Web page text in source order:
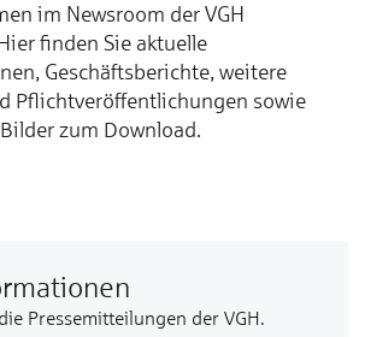
im Newsroom der VGH
finden Sie aktuelle
Geschäftsberichte, weitere
Pflichtveröffentlichungen sowie
zum Download.
Pressemitteilungen der VGH.